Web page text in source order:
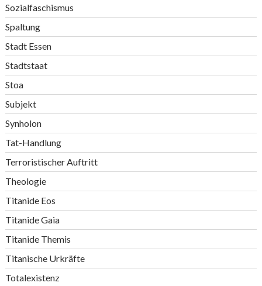
Sozialfaschismus
Spaltung
Stadt Essen
Stadtstaat
Stoa
Subjekt
Synholon
Tat-Handlung
Terroristischer Auftritt
Theologie
Titanide Eos
Titanide Gaia
Titanide Themis
Titanische Urkräfte
Totalexistenz